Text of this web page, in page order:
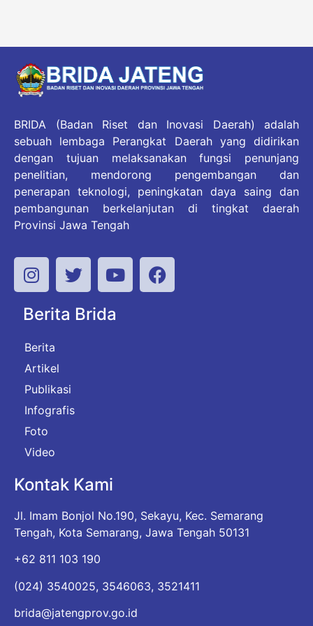
BRIDA (Badan Riset dan Inovasi Daerah) adalah
sebuah lembaga Perangkat Daerah yang didirikan
dengan tujuan melaksanakan fungsi penunjang
penelitian, mendorong pengembangan dan
penerapan teknologi, peningkatan daya saing dan
pembangunan berkelanjutan di tingkat daerah
Provinsi Jawa Tengah
Berita Brida
Berita
Artikel
Publikasi
Infografis
Foto
Video
Kontak Kami
Jl. Imam Bonjol No.190, Sekayu, Kec. Semarang
Tengah, Kota Semarang, Jawa Tengah 50131
+62 811 103 190
(024) 3540025, 3546063, 3521411
brida@jatengprov.go.id